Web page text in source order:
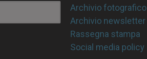
Archivio fotografico
Archivio newsletter
Rassegna stampa
Social media policy